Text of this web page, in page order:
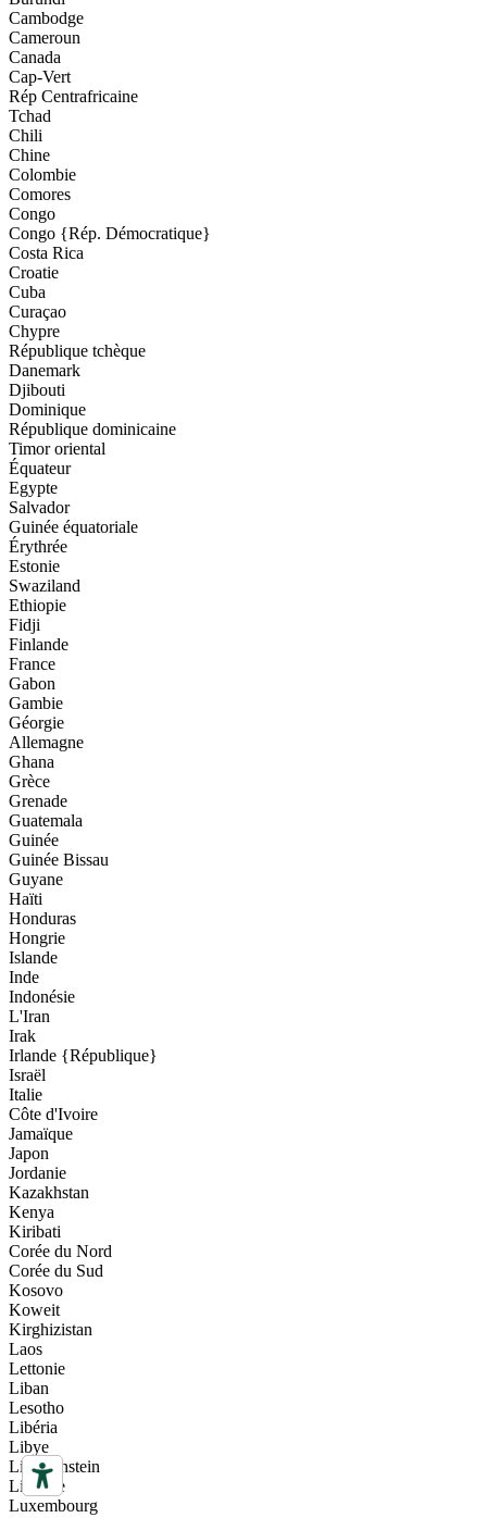
Cambodge
Cameroun
Canada
Cap-Vert
Rép Centrafricaine
Tchad
Chili
Chine
Colombie
Comores
Congo
Congo {Rép. Démocratique}
Costa Rica
Croatie
Cuba
Curaçao
Chypre
République tchèque
Danemark
Djibouti
Dominique
République dominicaine
Timor oriental
Équateur
Egypte
Salvador
Guinée équatoriale
Érythrée
Estonie
Swaziland
Ethiopie
Fidji
Finlande
France
Gabon
Gambie
Géorgie
Allemagne
Ghana
Grèce
Grenade
Guatemala
Guinée
Guinée Bissau
Guyane
Haïti
Honduras
Hongrie
Islande
Inde
Indonésie
L'Iran
Irak
Irlande {République}
Israël
Italie
Côte d'Ivoire
Jamaïque
Japon
Jordanie
Kazakhstan
Kenya
Kiribati
Corée du Nord
Corée du Sud
Kosovo
Koweit
Kirghizistan
Laos
Lettonie
Liban
Lesotho
Libéria
Libye
Liechtenstein
Lituanie
Luxembourg